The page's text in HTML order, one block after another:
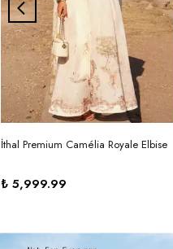
İthal Premium Camélia Royale Elbise
₺ 5,999.99